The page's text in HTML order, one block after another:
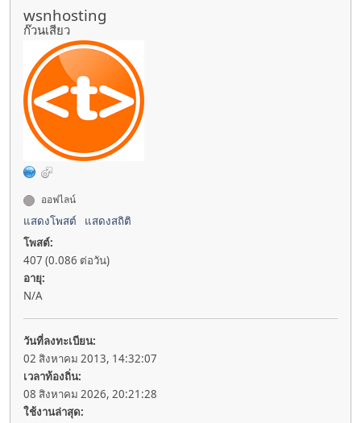
wsnhosting
ก๊วนเสียว
ออฟไลน์
แสดงโพสต์
แสดงสถิติ
โพสต์:
407 (0.086 ต่อวัน)
อายุ:
N/A
วันที่ลงทะเบียน:
02 สิงหาคม 2013, 14:32:07
เวลาท้องถิ่น:
08 สิงหาคม 2026, 20:21:28
ใช้งานล่าสุด: